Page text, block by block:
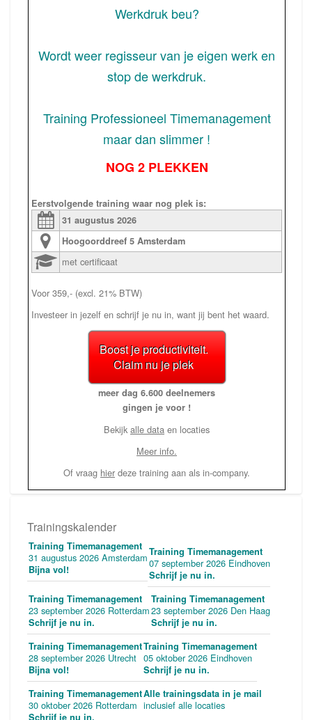
Werkdruk beu?
Wordt weer regisseur van je eigen werk en
stop de werkdruk.
Training Professioneel Timemanagement
maar dan slimmer !
NOG 2 PLEKKEN
Eerstvolgende training waar nog plek is:
31 augustus2026
Hoogoorddreef 5Amsterdam
met certificaat
Voor 359,- (excl. 21% BTW)
Investeer in jezelf en schrijf je nu in, want jij bent het waard.
Boost je productiviteit.
Claim nu je plek
meer dag 6.600 deelnemers
gingen je voor !
Bekijk alle data en locaties
Meer info.
Of vraag hier deze training aan als in-company.
Trainingskalender
Training Timemanagement
31 augustus 2026 Amsterdam
Bijna vol!
Training Timemanagement
07 september 2026 Eindhoven
Schrijf je nu in.
Training Timemanagement
23 september 2026 Rotterdam
Schrijf je nu in.
Training Timemanagement
23 september 2026 Den Haag
Schrijf je nu in.
Training Timemanagement
28 september 2026 Utrecht
Bijna vol!
Training Timemanagement
05 oktober 2026 Eindhoven
Schrijf je nu in.
Training Timemanagement
30 oktober 2026 Rotterdam
Schrijf je nu in.
Alle trainingsdata in je mail
inclusief alle locaties